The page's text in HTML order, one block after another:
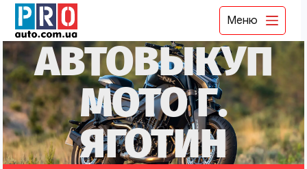
Меню
АВТОВЫКУП
МОТО Г.
ЯГОТИН